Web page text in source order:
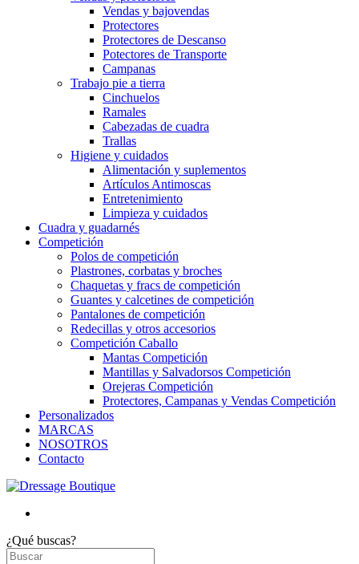
Vendas y bajovendas
Protectores
Protectores de Descanso
Potectores de Transporte
Campanas
Trabajo pie a tierra
Cinchuelos
Ramales
Cabezadas de cuadra
Trallas
Higiene y cuidados
Alimentación y suplementos
Artículos Antimoscas
Entretenimiento
Limpieza y cuidados
Cuadra y guadarnés
Competición
Polos de competición
Plastrones, corbatas y broches
Chaquetas y fracs de competición
Guantes y calcetines de competición
Pantalones de competición
Redecillas y otros accesorios
Competición Caballo
Mantas Competición
Mantillas y Salvadorsos Competición
Orejeras Competición
Protectores, Campanas y Vendas Competición
Personalizados
MARCAS
NOSOTROS
Contacto
¿Qué buscas?